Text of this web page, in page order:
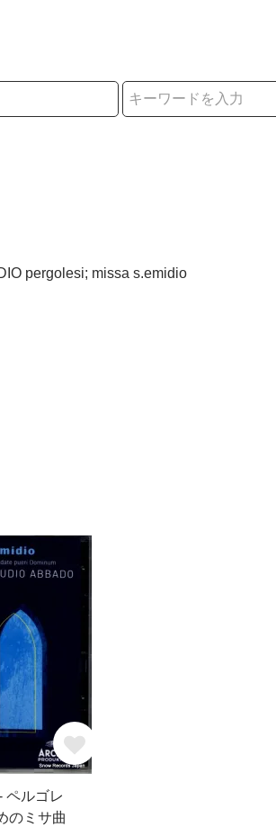
pergolesi; missa s.emidio
ペルゴレ
のミサ曲